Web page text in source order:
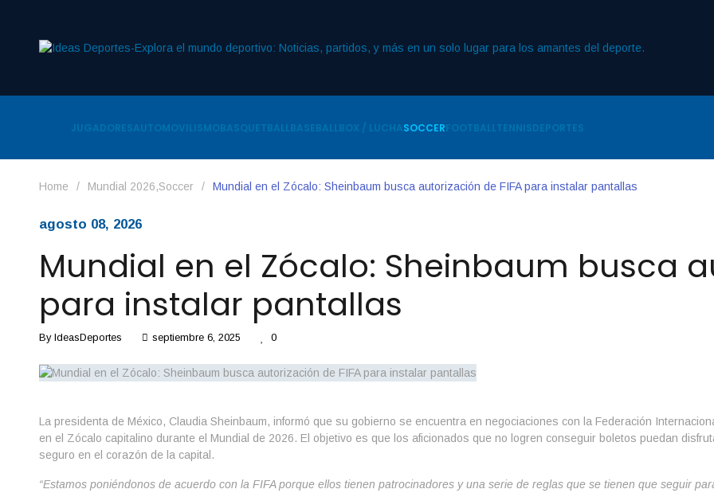
JUGADORESAUTOMOVILISMOBASQUETBALLBASEBALLBOX / LUCHASOCCERFOOTBALLTENNISDEPORTES
Home / Mundial 2026,Soccer / Mundial en el Zócalo: Sheinbaum busca autorización de FIFA para instalar pantallas
agosto 08, 2026
Mundial en el Zócalo: Sheinbaum busca
para instalar pantallas
By IdeasDeportes septiembre 6, 2025 0
La presidenta de México, Claudia Sheinbaum, informó que su gobierno se encuentra en negociaciones con la Federación
en el Zócalo capitalino durante el Mundial de 2026. El objetivo es que los aficionados que no logren conseguir boletos puedan
seguro en el corazón de la capital.
“Estamos poniéndonos de acuerdo con la FIFA porque ellos tienen patrocinadores y una serie de reglas que se tienen que seguir